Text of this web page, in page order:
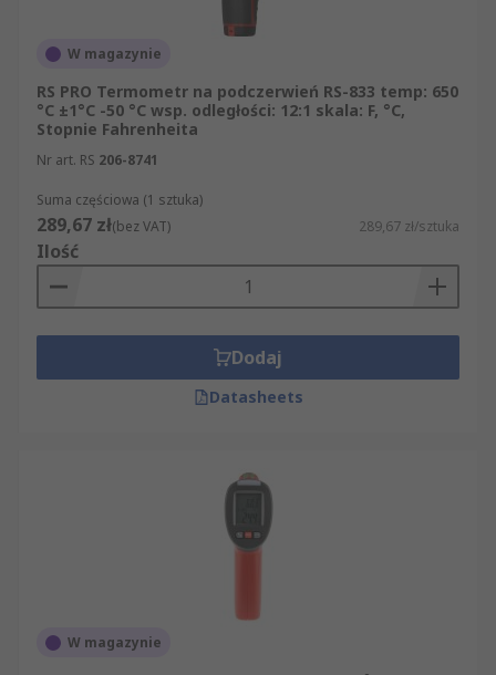
W magazynie
RS PRO Termometr na podczerwień RS-833 temp: 650
°C ±1°C -50 °C wsp. odległości: 12:1 skala: F, °C,
Stopnie Fahrenheita
Nr art. RS 206-8741
Suma częściowa (1 sztuka)
289,67 zł(bez VAT) 289,67 zł/sztuka
Ilość
Dodaj
Datasheets
W magazynie